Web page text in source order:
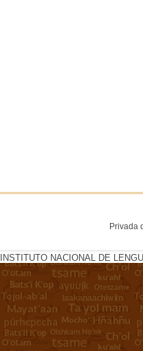
Privada
INSTITUTO NACIONAL DE